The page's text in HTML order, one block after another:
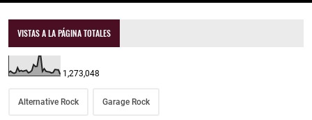
VISTAS A LA PÁGINA TOTALES
1,273,048
Alternative Rock Garage Rock